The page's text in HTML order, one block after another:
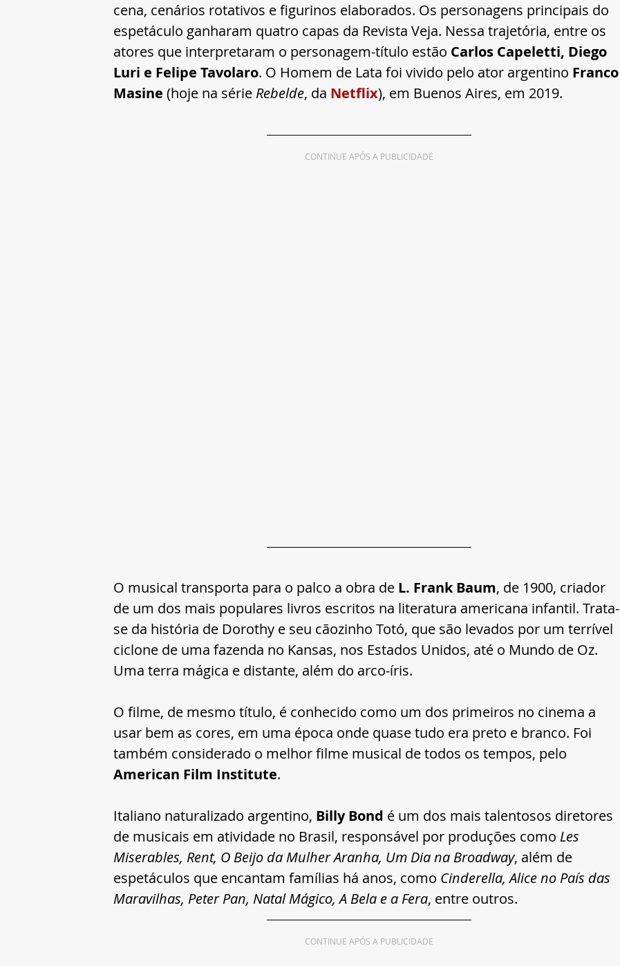
cena, cenários rotativos e figurinos elaborados. Os personagens principais do
espetáculo ganharam quatro capas da Revista Veja. Nessa trajetória, entre os
atores que interpretaram o personagem-título estão Carlos Capeletti, Diego
Luri e Felipe Tavolaro. O Homem de Lata foi vivido pelo ator argentino Franco
Masine (hoje na série Rebelde, da Netflix), em Buenos Aires, em 2019.
CONTINUE APÓS A PUBLICIDADE
O musical transporta para o palco a obra de L. Frank Baum, de 1900, criador
de um dos mais populares livros escritos na literatura americana infantil. Trata-
se da história de Dorothy e seu cãozinho Totó, que são levados por um terrível
ciclone de uma fazenda no Kansas, nos Estados Unidos, até o Mundo de Oz.
Uma terra mágica e distante, além do arco-íris.
O filme, de mesmo título, é conhecido como um dos primeiros no cinema a
usar bem as cores, em uma época onde quase tudo era preto e branco. Foi
também considerado o melhor filme musical de todos os tempos, pelo
American Film Institute.
Italiano naturalizado argentino, Billy Bond é um dos mais talentosos diretores
de musicais em atividade no Brasil, responsável por produções como Les
Miserables, Rent, O Beijo da Mulher Aranha, Um Dia na Broadway, além de
espetáculos que encantam famílias há anos, como Cinderella, Alice no País das
Maravilhas, Peter Pan, Natal Mágico, A Bela e a Fera, entre outros.
CONTINUE APÓS A PUBLICIDADE